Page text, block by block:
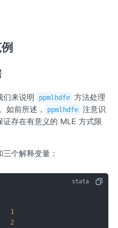
们来说明 ppmlhdfe 方法处理
如前所述，
ppmlhdfe 注意识
存在有意义的 MLE 方式限
个解释变量：
1
2